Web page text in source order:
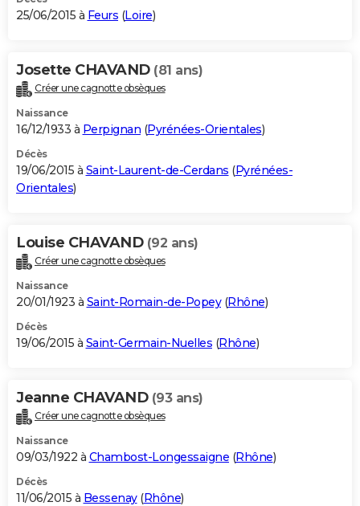
25/06/2015 à Feurs (Loire)
Josette CHAVAND (81 ans)
Créer une cagnotte obsèques
Naissance
16/12/1933 à Perpignan (Pyrénées-Orientales)
Décès
19/06/2015 à Saint-Laurent-de-Cerdans (Pyrénées-
Orientales)
Louise CHAVAND (92 ans)
Créer une cagnotte obsèques
Naissance
20/01/1923 à Saint-Romain-de-Popey(Rhône)
Décès
19/06/2015 à Saint-Germain-Nuelles (Rhône)
Jeanne CHAVAND (93 ans)
Créer une cagnotte obsèques
Naissance
09/03/1922 à Chambost-Longessaigne (Rhône)
Décès
11/06/2015 à Bessenay(Rhône)